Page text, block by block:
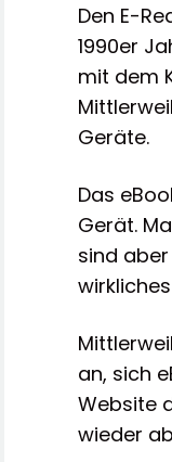
Den E-
1990er
mit dem
Geräte.
Das
Gerät.
sind
an, sich
Website
wieder